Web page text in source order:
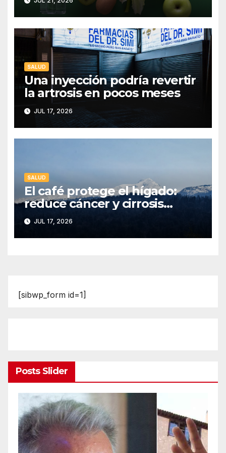
SALUD
Una inyección podría revertir
la artrosis en pocos meses
JUL 17, 2026
SALUD
El café protege el hígado:
reduce cáncer y cirrosis
mortal
JUL 17, 2026
[sibwp_form id=1]
Posts Slider